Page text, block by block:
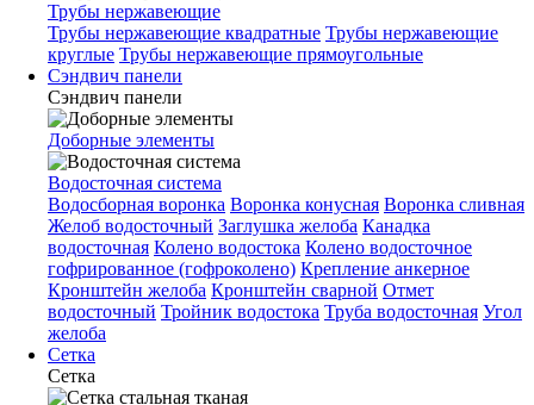
Трубы нержавеющие
Трубы нержавеющие квадратные Трубы нержавеющие
круглые Трубы нержавеющие прямоугольные
Сэндвич панели
Сэндвич панели
Доборные элементы
Водосточная система
Водосборная воронка Воронка конусная Воронка сливная
Желоб водосточный Заглушка желоба Канадка
водосточная Колено водостока Колено водосточное
гофрированное (гофроколено) Крепление анкерное
Кронштейн желоба Кронштейн сварной Отмет
водосточный Тройник водостока Труба водосточная Угол
желоба
Сетка
Сетка